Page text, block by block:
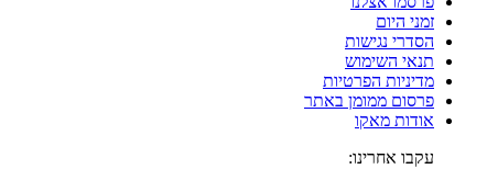
זמני היום
הסדרי נגישות
תנאי השימוש
מדיניות הפרטיות
פרסום ממומן באתר
אודות מאקו
עקבו אחרינו: